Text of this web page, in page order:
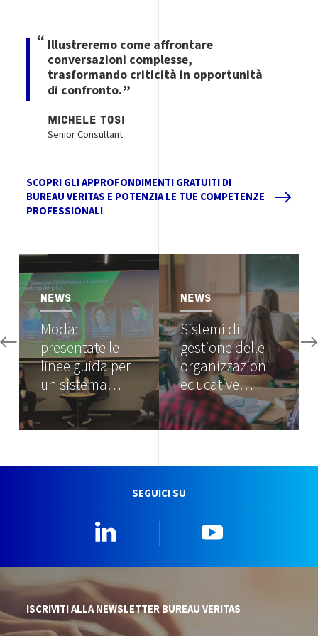
Illustreremo come affrontare
conversazioni complesse,
trasformando criticità in opportunità
di confronto.
MICHELE TOSI
Senior Consultant
SCOPRI GLI APPROFONDIMENTI GRATUITI DI
BUREAU VERITAS E POTENZIA LE TUE COMPETENZE
PROFESSIONALI
Image
NEWS
Moda:
presentate le
linee guida per
un sistema…
Image
NEWS
Sistemi di
gestione delle
organizzazioni
educative…
SEGUICI SU
ISCRIVITI ALLA NEWSLETTER BUREAU VERITAS